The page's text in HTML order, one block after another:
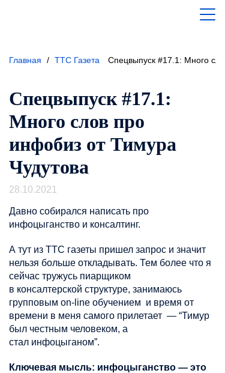
Главная / ТТС Газета Спецвыпуск #17.1: Много
Спецвыпуск #17.1:
Много слов про
инфобиз от Тимура
Чудутова
28.10.2021
Давно собирался написать про
инфоцыганство и консалтинг.
А тут из ТТС газеты пришел запрос и значит
нельзя больше откладывать. Тем более что я
сейчас тружусь пиарщиком
в консалтерской структуре, занимаюсь
групповым on-line обучением и время от
времени в меня самого прилетает — “Тимур
был честным человеком, а
стал инфоцыганом”.
Ключевая мысль: инфоцыганство — это